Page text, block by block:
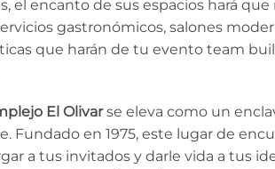
el encanto de sus espacios hará
gastronómicos, salones
que harán de tu evento team
El Olivarse eleva como un
Fundado en 1975, este lugar de
a tus invitados y darle vida a tus